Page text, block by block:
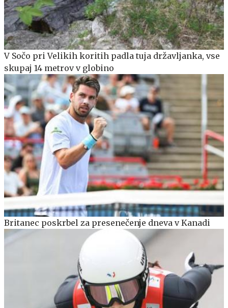
V Sočo pri Velikih koritih padla tuja državljanka, vse
skupaj 14 metrov v globino
Britanec poskrbel za presenečenje dneva v Kanadi